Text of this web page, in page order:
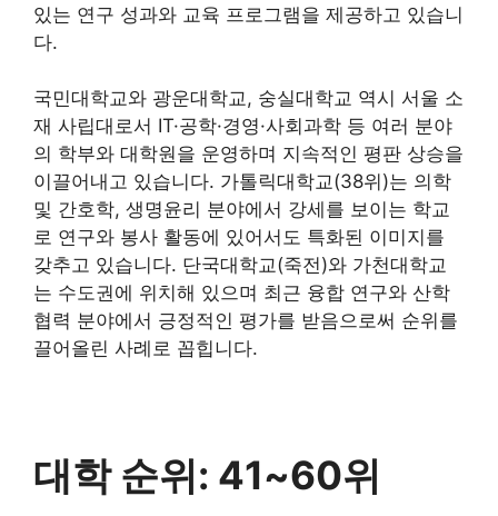
있는 연구 성과와 교육 프로그램을 제공하고 있습니
다.
국민대학교와 광운대학교, 숭실대학교 역시 서울 소
재 사립대로서 IT·공학·경영·사회과학 등 여러 분야
의 학부와 대학원을 운영하며 지속적인 평판 상승을
이끌어내고 있습니다. 가톨릭대학교(38위)는 의학
및 간호학, 생명윤리 분야에서 강세를 보이는 학교
로 연구와 봉사 활동에 있어서도 특화된 이미지를
갖추고 있습니다. 단국대학교(죽전)와 가천대학교
는 수도권에 위치해 있으며 최근 융합 연구와 산학
협력 분야에서 긍정적인 평가를 받음으로써 순위를
끌어올린 사례로 꼽힙니다.
대학 순위: 41~60위